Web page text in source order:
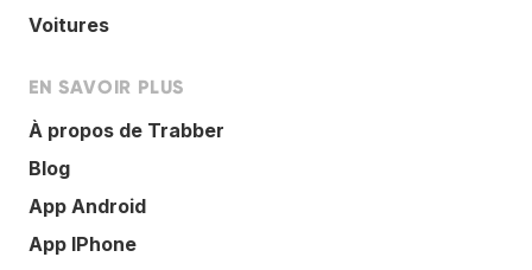
Voitures
EN SAVOIR PLUS
À propos de Trabber
Blog
App Android
App IPhone